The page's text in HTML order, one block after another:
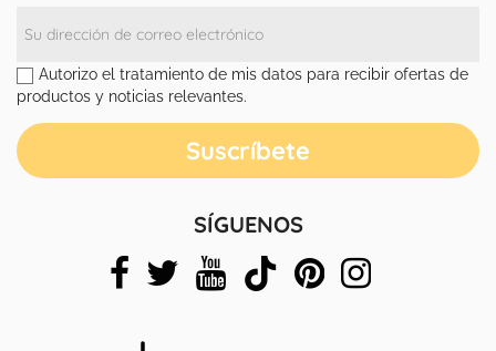
Autorizo el tratamiento de mis datos para recibir ofertas de
productos y noticias relevantes.
SÍGUENOS